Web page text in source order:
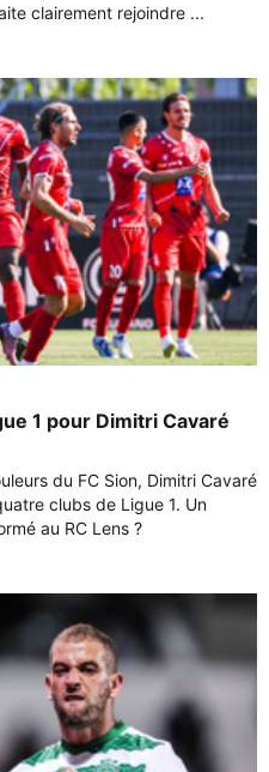
clairement rejoindre ...
1 pour Dimitri Cavaré
du FC Sion, Dimitri Cavaré
clubs de Ligue 1. Un
au RC Lens ?